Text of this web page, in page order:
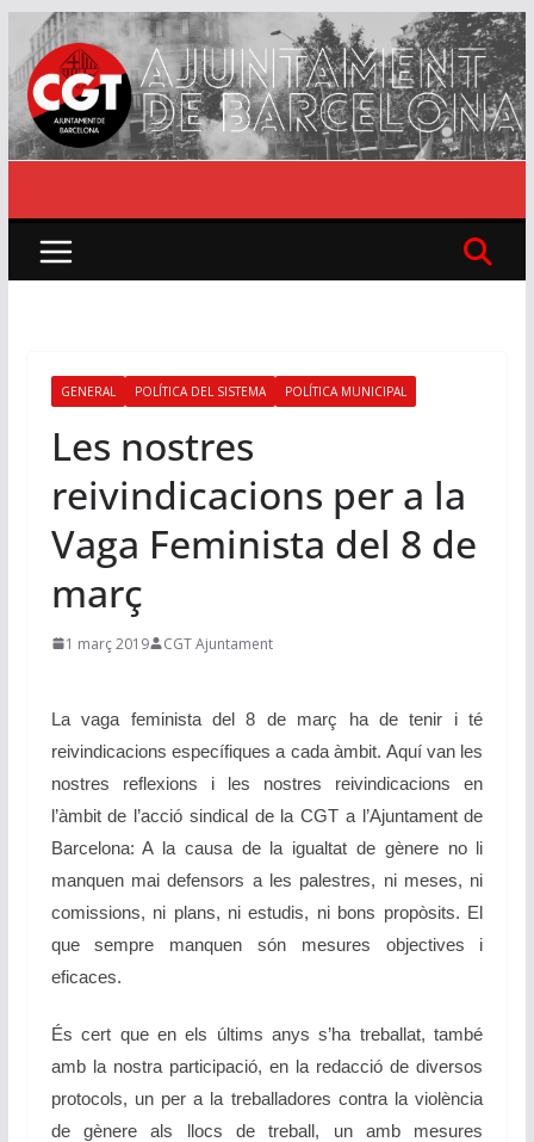
Skip
to
content
GENERAL POLÍTICA DEL SISTEMA POLÍTICA MUNICIPAL
Les nostres
reivindicacions per a la
Vaga Feminista del 8 de
març
1 març 2019 CGT Ajuntament
La vaga feminista del 8 de març ha de tenir i té
reivindicacions específiques a cada àmbit. Aquí van les
nostres reflexions i les nostres reivindicacions en
l’àmbit de l’acció sindical de la CGT a l’Ajuntament de
Barcelona: A la causa de la igualtat de gènere no li
manquen mai defensors a les palestres, ni meses, ni
comissions, ni plans, ni estudis, ni bons propòsits. El
que sempre manquen són mesures objectives i
eficaces.
És cert que en els últims anys s’ha treballat, també
amb la nostra participació, en la redacció de diversos
protocols, un per a la treballadores contra la violència
de gènere als llocs de treball, un amb mesures